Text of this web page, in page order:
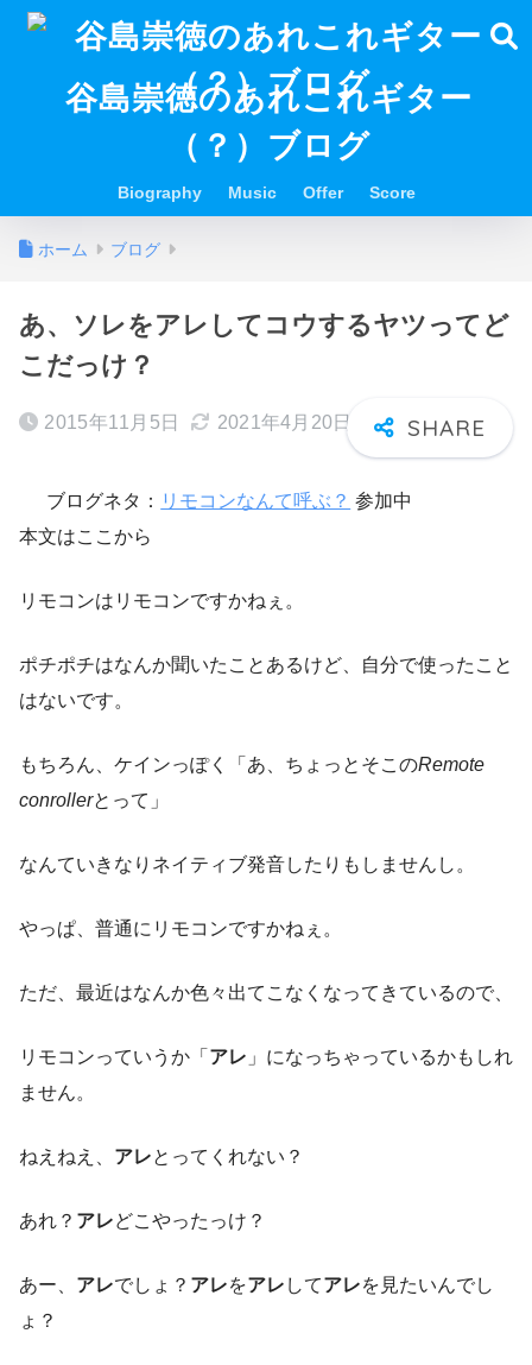
谷島崇徳のあれこれギター
（？）ブログ
Biography Music Offer Score
ホーム ブログ
あ、ソレをアレしてコウするヤツってど
こだっけ？
2015年11月5日 2021年4月20日
ブログネタ： リモコンなんて呼ぶ？ 参加中
本文はここから
リモコンはリモコンですかねぇ。
ポチポチはなんか聞いたことあるけど、自分で使ったこと
はないです。
もちろん、ケインっぽく「あ、ちょっとそこのRemote
conrollerとって」
なんていきなりネイティブ発音したりもしませんし。
やっぱ、普通にリモコンですかねぇ。
ただ、最近はなんか色々出てこなくなってきているので、
リモコンっていうか「 アレ 」になっちゃっているかもしれ
ません。
ねえねえ、 アレとってくれない？
あれ？ アレどこやったっけ？
あー、 アレでしょ？ アレをアレ してアレを見たいんでし
ょ？